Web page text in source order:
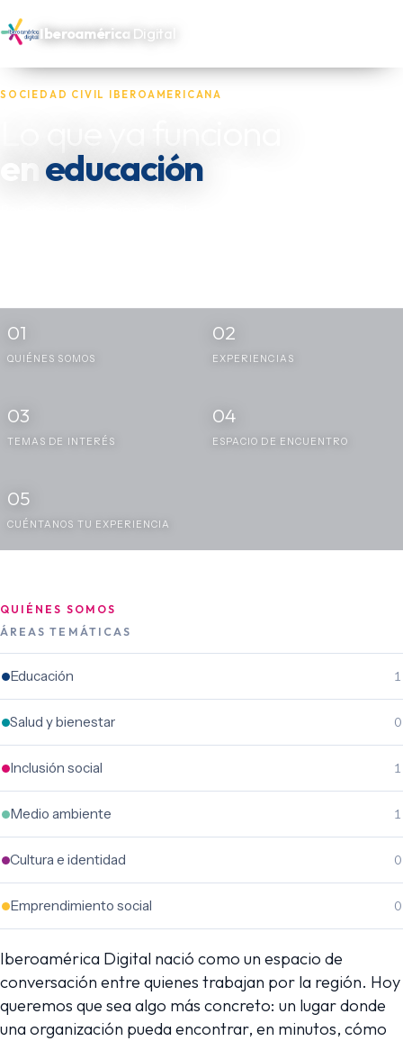
Iberoamérica Digital
SOCIEDAD CIVIL IBEROAMERICANA
salud
01
QUIÉNES SOMOS
02
EXPERIENCIAS
03
TEMAS DE INTERÉS
04
ESPACIO DE ENCUENTRO
05
CUÉNTANOS TU EXPERIENCIA
QUIÉNES SOMOS
ÁREAS TEMÁTICAS
Educación 1
Salud y bienestar 0
Inclusión social 1
Medio ambiente 1
Cultura e identidad 0
Emprendimiento social 0
Iberoamérica Digital nació como un espacio de
conversación entre quienes trabajan por la región. Hoy
queremos que sea algo más concreto: un lugar donde
una organización pueda encontrar, en minutos, cómo